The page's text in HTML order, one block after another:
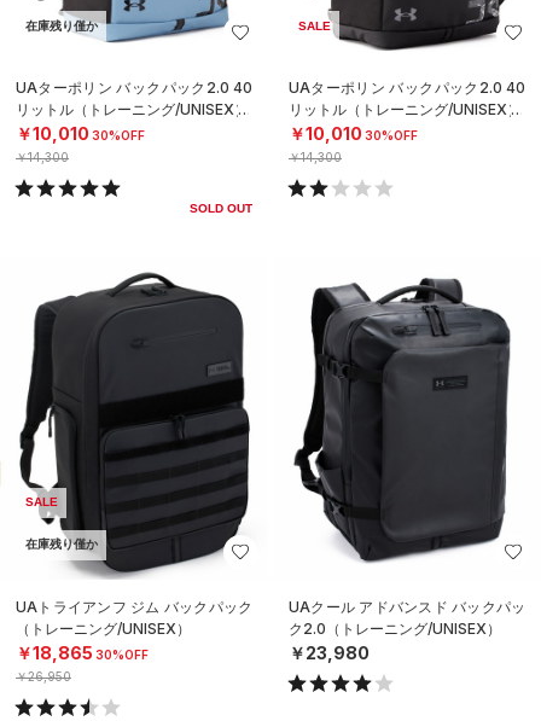
在庫残り僅か
UAターポリン バックパック2.0 40
リットル（トレーニング/UNISEX）
￥10,010 30%OFF
￥14,300
SOLD OUT
SALE
UAターポリン バックパック2.0 40
リットル（トレーニング/UNISEX）
￥10,010 30%OFF
￥14,300
SALE
在庫残り僅か
UAトライアンフ ジム バックパック
（トレーニング/UNISEX）
￥18,865 30%OFF
￥26,950
UAクール アドバンスド バックパッ
ク2.0（トレーニング/UNISEX）
￥23,980